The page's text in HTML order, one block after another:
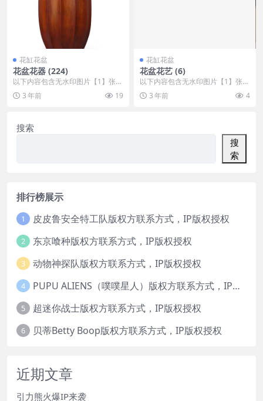
花缸花盆
花盆花器 (224)
以下内容包含无水印图片【1】张
，开通会员无障碍浏览 开通VIP会
员 3 年前 19
花缸花盆
花盆花艺 (6)
以下内容包含无水印图片【1】张
，开通会员无障碍浏览 开通VIP会
员 3 年前 4
搜索
搜
索
排行榜展示
1 皮皮鲁安全特工队版权方联系方式，IP版权授权
2 东京喰种版权方联系方式，IP版权授权
3 动物神探队版权方联系方式，IP版权授权
4 PUPU ALIENS（噗噗星人）版权方联系方式，IP版权授权
5 超迷你战士版权方联系方式，IP版权授权
6 贝蒂Betty Boop版权方联系方式，IP版权授权
近期文章
引力熊火爆IP来袭